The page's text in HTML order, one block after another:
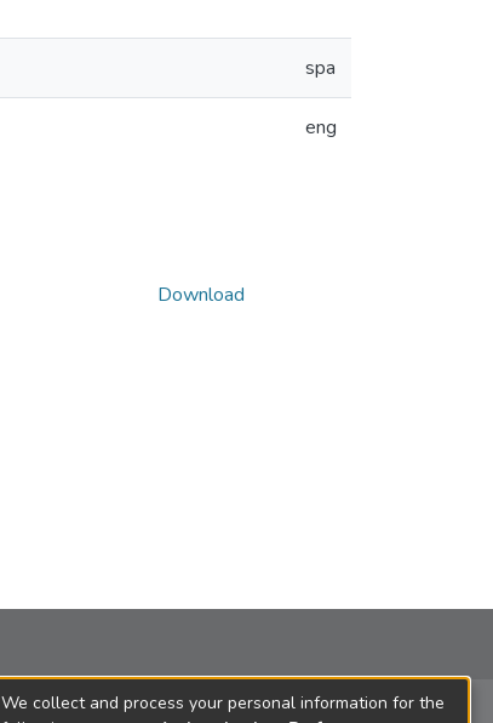
spa
eng
Download
We collect and process your personal information for the